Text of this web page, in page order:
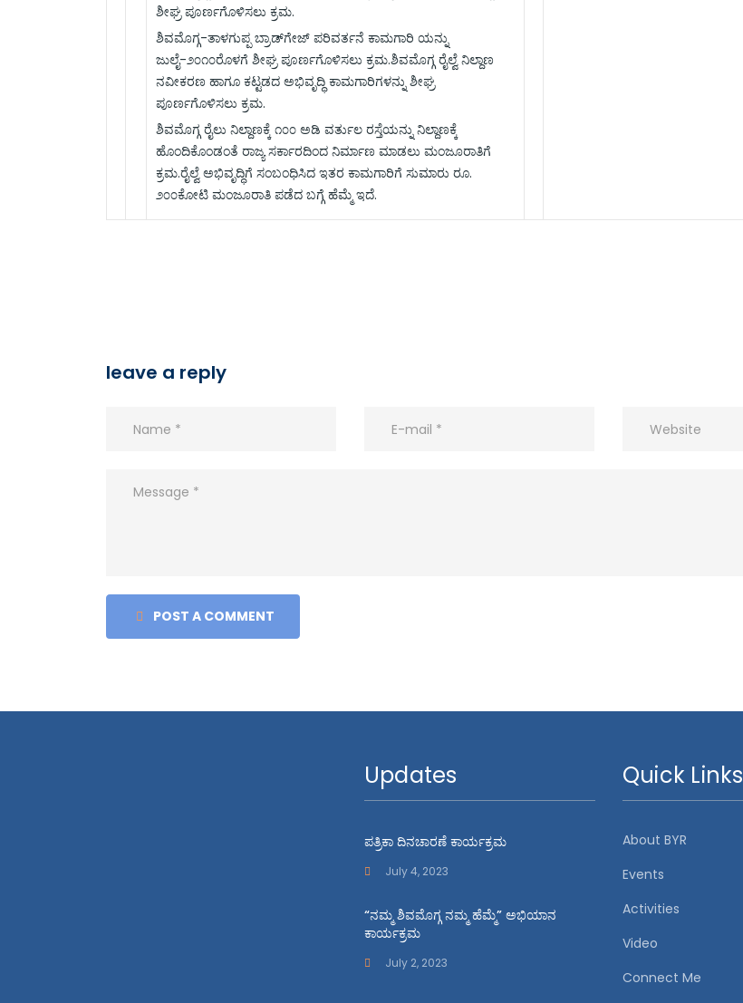
ಶೀಘ್ರ ಪೂರ್ಣಗೊಳಿಸಲು ಕ್ರಮ.
ಶಿವಮೊಗ್ಗ-ತಾಳಗುಪ್ಪ ಬ್ರಾಡ್‌ಗೇಜ್ ಪರಿವರ್ತನೆ ಕಾಮಗಾರಿ ಯನ್ನು
ಜುಲೈ-೨೦೧೦ರೊಳಗೆ ಶೀಘ್ರ ಪೂರ್ಣಗೊಳಿಸಲು ಕ್ರಮ.ಶಿವಮೊಗ್ಗ ರೈಲ್ವೆ ನಿಲ್ದಾಣ
ನವೀಕರಣ ಹಾಗೂ ಕಟ್ಟಡದ ಅಭಿವೃದ್ಧಿ ಕಾಮಗಾರಿಗಳನ್ನು ಶೀಘ್ರ
ಪೂರ್ಣಗೊಳಿಸಲು ಕ್ರಮ.
ಶಿವಮೊಗ್ಗ ರೈಲು ನಿಲ್ದಾಣಕ್ಕೆ ೧೦೦ ಅಡಿ ವರ್ತುಲ ರಸ್ತೆಯನ್ನು ನಿಲ್ದಾಣಕ್ಕೆ
ಹೊಂದಿಕೊಂಡಂತೆ ರಾಜ್ಯ ಸರ್ಕಾರದಿಂದ ನಿರ್ಮಾಣ ಮಾಡಲು ಮಂಜೂರಾತಿಗೆ
ಕ್ರಮ.ರೈಲ್ವೆ ಅಭಿವೃದ್ಧಿಗೆ ಸಂಬಂಧಿಸಿದ ಇತರ ಕಾಮಗಾರಿಗೆ ಸುಮಾರು ರೂ.
೨೦೦ಕೋಟಿ ಮಂಜೂರಾತಿ ಪಡೆದ ಬಗ್ಗೆ ಹೆಮ್ಮೆ ಇದೆ.
leave a reply
POST A COMMENT
Updates
ಪತ್ರಿಕಾ ದಿನಚಾರಣೆ ಕಾರ್ಯಕ್ರಮ
July 4, 2023
“ನಮ್ಮ ಶಿವಮೊಗ್ಗ ನಮ್ಮ ಹೆಮ್ಮೆ” ಅಭಿಯಾನ
ಕಾರ್ಯಕ್ರಮ
July 2, 2023
Quick Links
About BYR
Events
Activities
Video
Connect Me